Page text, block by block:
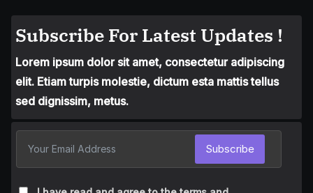
Subscribe For Latest Updates !
Lorem ipsum dolor sit amet, consectetur adipiscing
elit. Etiam turpis molestie, dictum esta mattis tellus
sed dignissim, metus.
Subscribe